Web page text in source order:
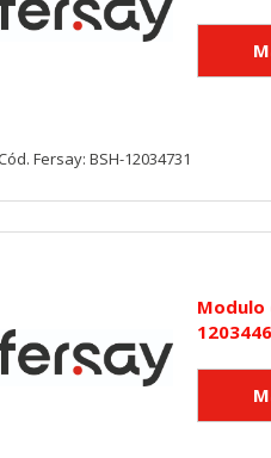
Fersay: BSH-12034731
Modulo